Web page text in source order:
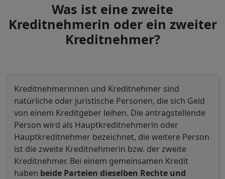
Was ist eine zweite
Kreditnehmerin oder ein zweiter
Kreditnehmer?
Kreditnehmerinnen und Kreditnehmer sind
natürliche oder juristische Personen, die sich Geld
von einem Kreditgeber leihen. Die antragstellende
Person wird als Hauptkreditnehmerin oder
Hauptkreditnehmer bezeichnet, die weitere Person
ist die zweite Kreditnehmerin bzw. der zweite
Kreditnehmer. Bei einem gemeinsamen Kredit
haben beide Parteien dieselben Rechte und